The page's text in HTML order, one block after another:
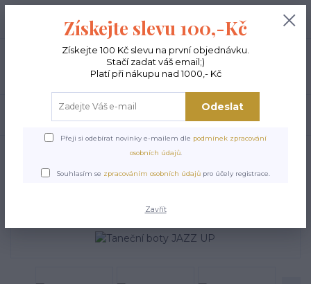
Po - Pá 9-15:00 0,00 Kč
TANEČNÍ BOTY A PIŠKOTY
Taneční boty JAZZ UP
Získejte slevu 100,-Kč
Získejte 100 Kč slevu na první objednávku.
Stačí zadat váš email;)
Platí při nákupu nad 1000,- Kč
Odeslat
Přeji si odebírat novinky e-mailem dle podmínek zpracování
osobních údajů.
Souhlasím se zpracováním osobních údajů pro účely registrace.
Zavřít